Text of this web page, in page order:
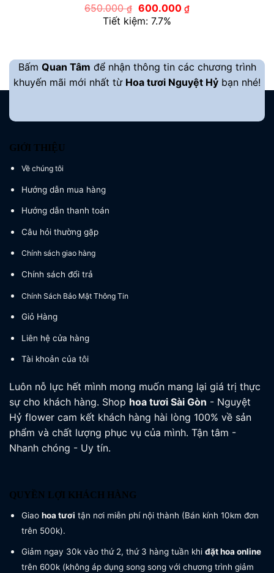
650.000₫ Giá
gốc
là:
600.000 ₫Giá
hiện
Tiết kiệm: 7.7%
Bấm Quan Tâm để nhận thông tin các chương trình
khuyến mãi mới nhất từ Hoa tươi Nguyệt Hỷ bạn nhé!
GIỚI THIỆU
Về chúng tôi
Hướng dẫn mua hàng
Hướng dẫn thanh toán
Câu hỏi thường gặp
Chính sách giao hàng
Chính sách đổi trả
Chính Sách Bảo Mật Thông Tin
Giỏ Hàng
Liên hệ cửa hàng
Tài khoản của tôi
Luôn nỗ lực hết mình mong muốn mang lại giá trị thực
sự cho khách hàng. Shop hoa tươi Sài Gòn - Nguyệt
Hỷ flower cam kết khách hàng hài lòng 100% về sản
phẩm và chất lượng phục vụ của mình. Tận tâm -
Nhanh chóng - Uy tín.
QUYỀN LỢI KHÁCH HÀNG
Giao hoa tươi tận nơi miễn phí nội thành (Bán kính 10km đơn
trên 500k).
Giảm ngay 30k vào thứ 2, thứ 3 hàng tuần khi đặt hoa online
trên 600k (không áp dụng song song với chương trình giảm